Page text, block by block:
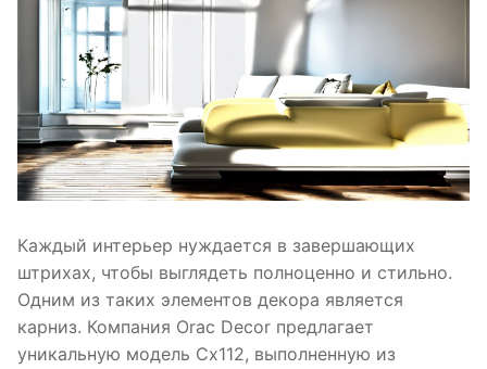
Каждый интерьер нуждается в завершающих
штрихах, чтобы выглядеть полноценно и стильно.
Одним из таких элементов декора является
карниз. Компания Orac Decor предлагает
уникальную модель Cx112, выполненную из